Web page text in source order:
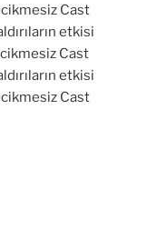
Cast
etkisi
Cast
etkisi
Cast